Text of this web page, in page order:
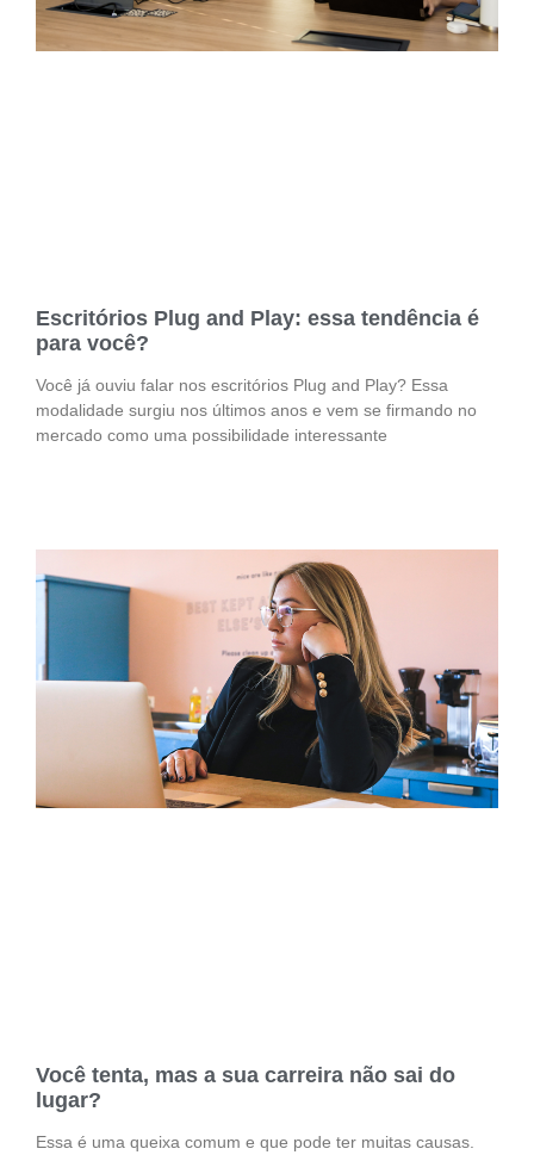
Escritórios Plug and Play: essa tendência é
para você?
Você já ouviu falar nos escritórios Plug and Play? Essa
modalidade surgiu nos últimos anos e vem se firmando no
mercado como uma possibilidade interessante
Você tenta, mas a sua carreira não sai do
lugar?
Essa é uma queixa comum e que pode ter muitas causas.